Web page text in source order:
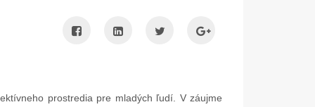
prostredia pre mladých ľudí. V záujme